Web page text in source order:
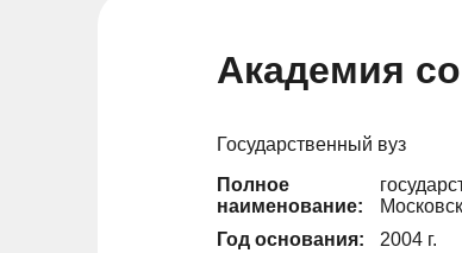
Академия
Государственный вуз
Полное
наименование:
Год основания:
2004 г.